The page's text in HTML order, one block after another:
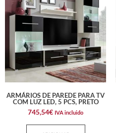
ARMÁRIOS DE PAREDE PARA TV
COM LUZ LED, 5 PCS, PRETO
745,54€ IVA incluido